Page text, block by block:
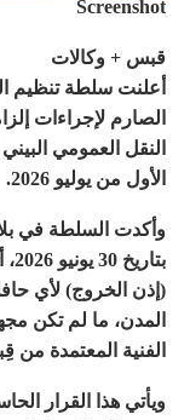
Screenshot
قبس + وكالات
أعلنت سلطة تنظيم
الصارم لإجراءات
النقل العمومي
الأول من يوليو 2026.
(إذن الخروج) لأي
المدن، ما لم تكن
الفنية المعتمدة من
ويأتي هذا القرار